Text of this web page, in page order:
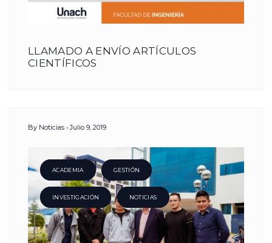
LLAMADO A ENVÍO ARTÍCULOS
CIENTÍFICOS
By Noticias Julio 9, 2019
ACADEMIA GESTIÓN
INVESTIGACIÓN NOTICIAS